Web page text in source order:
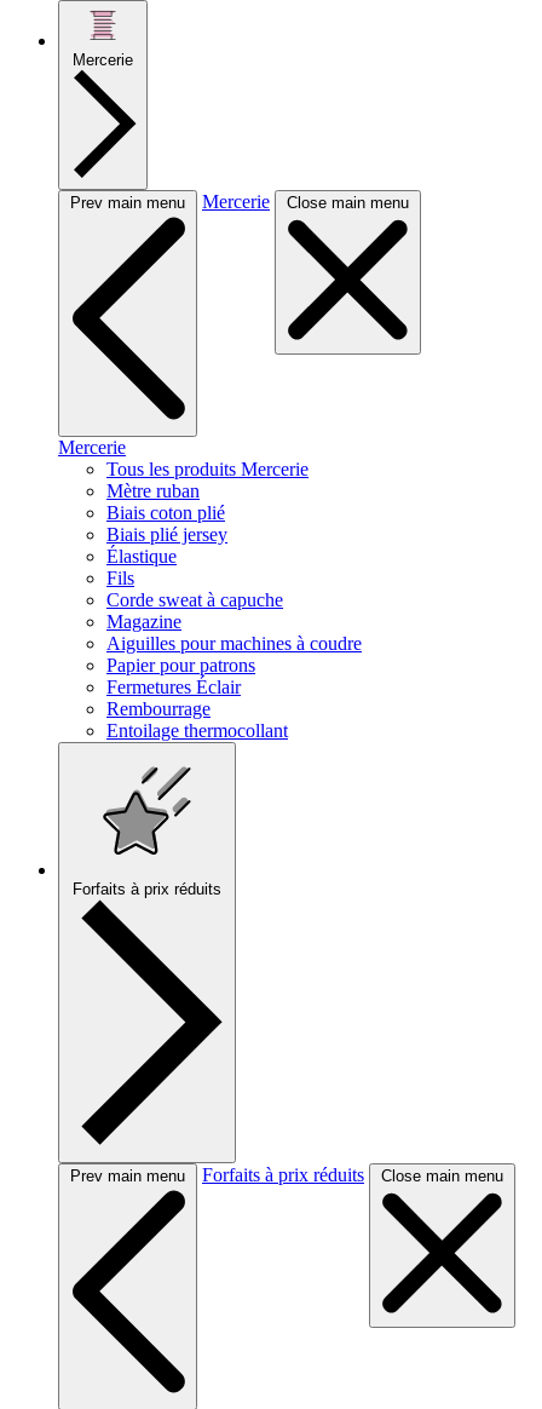
Mercerie
Prev main menu Mercerie Close main menu
Mercerie
Tous les produits Mercerie
Mètre ruban
Biais coton plié
Biais plié jersey
Élastique
Fils
Corde sweat à capuche
Magazine
Aiguilles pour machines à coudre
Papier pour patrons
Fermetures Éclair
Rembourrage
Entoilage thermocollant
Forfaits à prix réduits
Prev main menu Forfaits à prix réduits Close main menu